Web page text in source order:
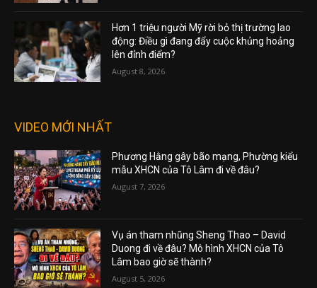
Hơn 1 triệu người Mỹ rời bỏ thị trường lao
động: Điều gì đang đẩy cuộc khủng hoảng
lên đỉnh điểm?
August 8, 2026
VIDEO MỚI NHẤT
Phương Hằng gây bão mạng, Phường kiểu
mẫu XHCN của Tô Lâm đi về đâu?
August 7, 2026
Vụ án tham nhũng Sheng Thao – David
Duong đi về đâu? Mô hình XHCN của Tô
Lâm bao giờ sẽ thành?
August 5, 2026